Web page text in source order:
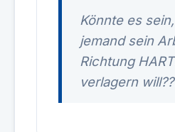
Könnte es
jemand sein
Richtung
verlagern